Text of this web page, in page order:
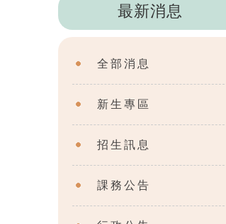
最新消息
全部消息
新生專區
招生訊息
課務公告